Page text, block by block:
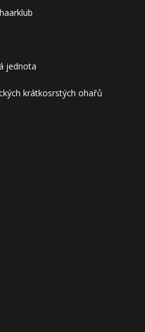
jednota
krátkosrstých ohařů